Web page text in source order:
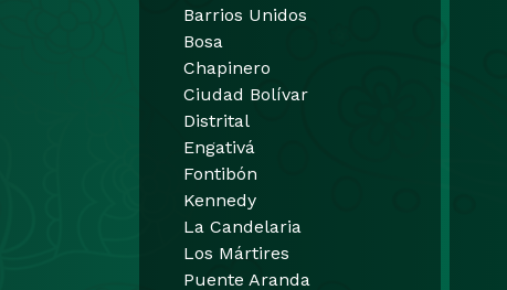
Barrios Unidos
Bosa
Chapinero
Ciudad Bolívar
Distrital
Engativá
Fontibón
Kennedy
La Candelaria
Los Mártires
Puente Aranda